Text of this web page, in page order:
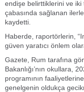
endişe belirttiklerini ve iki
çabasında sağlanan
kaydetti.
Haberde, raportörlerin,
güven yaratıcı önlem
Gazete, Rum tarafına
Bakanlığı’nın okullara,
programının
genelgenin oldukça